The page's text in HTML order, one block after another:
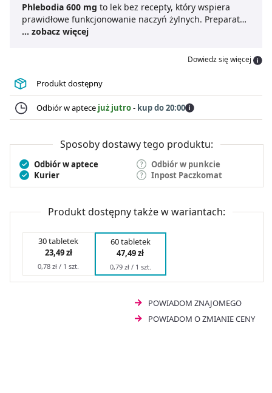
Phlebodia 600 mg to lek bez recepty, który wspiera
prawidłowe funkcjonowanie naczyń żylnych. Preparat
poprawia ich elastyczność i napięcie, zmniejsza
ochronnie. Phlebodia to tabletki stosowane na żylaki
uczucie ciężkich nóg, dla osób z zespołem
niespokojnych nóg (RLS) oraz żylakami odbytu
(hemoroidami) w okresie zaostrzeń dolegliwości. Lek
Phlebodia 600 mg przeznaczony jest dla osób
... zobacz więcej
Dowiedz się więcej
Produkt dostępny
Odbiór w aptece już jutro- kup do 20:00
Sposoby dostawy tego produktu:
Odbiór w aptece
Odbiór w punkcie
Kurier
Inpost Paczkomat
Produkt dostępny także w wariantach:
30 tabletek
23,49 zł
0,78 zł / 1 szt.
60 tabletek
47,49 zł
0,79 zł / 1 szt.
POWIADOM ZNAJOMEGO
POWIADOM O ZMIANIE CENY